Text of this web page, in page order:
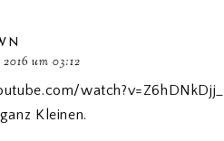
um 03:12
Kleinen.